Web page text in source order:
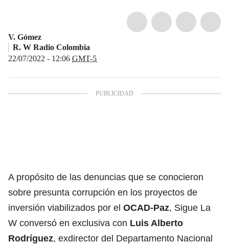
V. Gómez
R. W Radio Colombia
22/07/2022 - 12:06 GMT-5
A propósito de las denuncias que se conocieron
sobre presunta corrupción en los proyectos de
inversión viabilizados por el OCAD-Paz, Sigue La
W conversó en exclusiva con Luis Alberto
Rodríguez, exdirector del Departamento Nacional